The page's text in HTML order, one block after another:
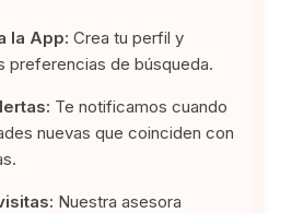
la App: Crea tu perfil y
preferencias de búsqueda.
Te notificamos cuando
nuevas que coinciden con
Nuestra asesora